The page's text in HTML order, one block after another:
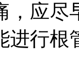
，应尽
进行根